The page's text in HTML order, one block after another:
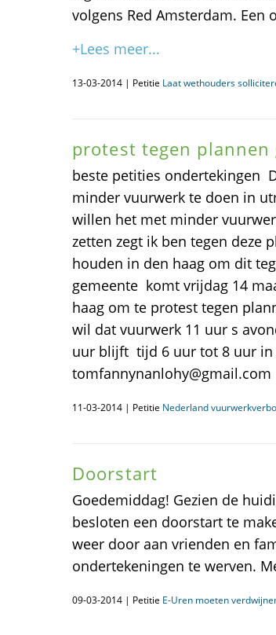
volgens Red Amsterdam.
+Lees meer...
13-03-2014 | Petitie Laat wethouders
protest tegen plannen
beste petities ondertekingen
minder vuurwerk te doen in
willen het met minder
zetten zegt ik ben tegen deze
houden in den haag om dit
gemeente komt vrijdag 14
haag om te protest tegen
wil dat vuurwerk 11 uur s
uur blijft tijd 6 uur tot 8 uur in
11-03-2014 | Petitie Nederland
Doorstart
Goedemiddag! Gezien de
besloten een doorstart te
weer door aan vrienden en
ondertekeningen te werven.
09-03-2014 | Petitie E-Uren moeten